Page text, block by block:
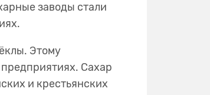
заводы стали
Этому
Сахар
и крестьянских